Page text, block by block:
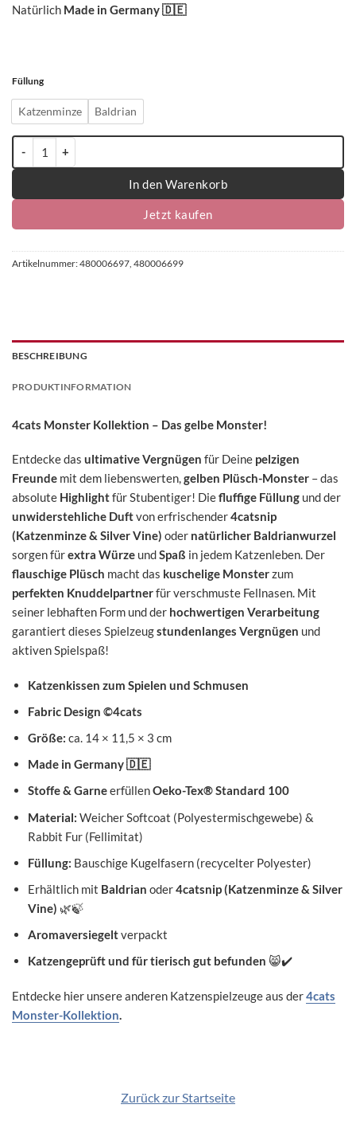
Natürlich Made in Germany🇩🇪
Füllung
Katzenminze Baldrian
In den Warenkorb
Jetzt kaufen
Artikelnummer:480006697, 480006699
BESCHREIBUNG
PRODUKTINFORMATION
4cats Monster Kollektion – Das gelbe Monster!
Entdecke das ultimative Vergnügen für Deine pelzigen
Freunde mit dem liebenswerten,gelben Plüsch-Monster – das
absolute Highlightfür Stubentiger! Diefluffige Füllung und der
unwiderstehliche Duftvon erfrischender4catsnip
(Katzenminze & Silver Vine) oder natürlicher Baldrianwurzel
sorgen fürextra Würze undSpaß in jedem Katzenleben. Der
flauschige Plüsch macht das kuschelige Monsterzum
perfekten Knuddelpartnerfür verschmuste Fellnasen. Mit
seiner lebhaften Form und der hochwertigen Verarbeitung
garantiert dieses Spielzeugstundenlanges Vergnügen und
aktiven Spielspaß!
Katzenkissen zum Spielen und Schmusen
Fabric Design ©4cats
Größe: ca. 14 × 11,5 × 3 cm
Made in Germany🇩🇪
Stoffe & GarneerfüllenOeko-Tex® Standard 100
Material: Weicher Softcoat (Polyestermischgewebe) &
Rabbit Fur (Fellimitat)
Füllung: Bauschige Kugelfasern (recycelter Polyester)
Erhältlich mit Baldrian oder4catsnip (Katzenminze & Silver
Vine) 🌿🍃
Aromaversiegeltverpackt
Katzengeprüft und für tierisch gut befunden 😸✔️
Entdecke hier unsere anderen Katzenspielzeuge aus der4cats
Monster-Kollektion.
Zurück zur Startseite